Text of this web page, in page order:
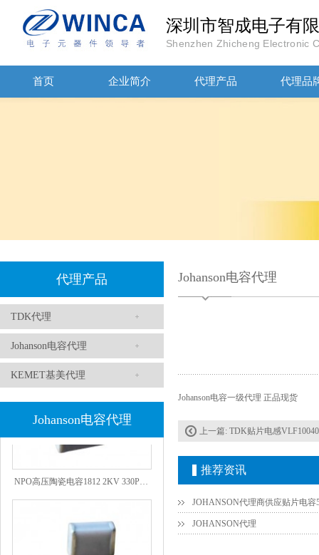
深圳市智成电子有
Shenzhen Zhicheng Electronic
首页 企业简介 代理产品 代理品
代理产品
TDK代理
Johanson电容代理
KEMET基美代理
Johanson电容代理
1808 Y2 1NF安规贴片电容Johanson品牌
Johanson电容代理
Johanson电容一级代理 正品现货
上一篇: TDK贴片电感
推荐资讯
JOHANSON代理